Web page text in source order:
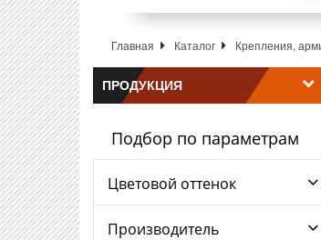
Главная Каталог Крепления,
ПРОДУКЦИЯ
Подбор по параметрам
Цветовой оттенок
Производитель